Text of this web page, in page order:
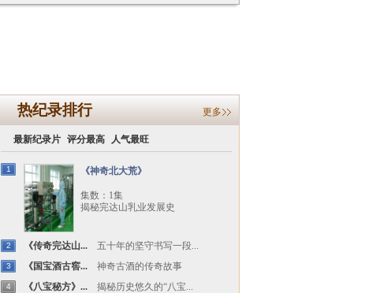
热纪录排行 更多
最新纪录片 评分最高 人气最旺
1 《神奇北大荒》
集数：1集
揭秘完达山乳业发展史
2 《传奇完达山... 五十年的坚守书写一段...
3 《国宝酒古窖... 神奇古酒的传奇故事
4 《八宝秘方》... 揭秘历史悠久的“八宝...